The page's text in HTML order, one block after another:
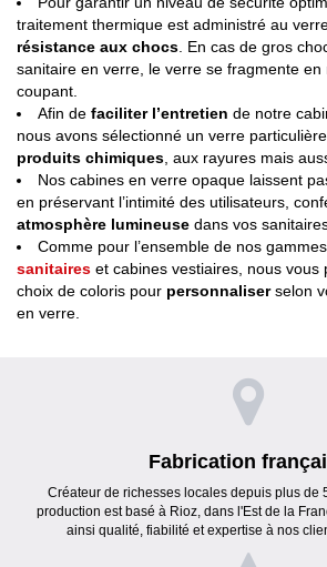
traitement thermique est administré au
résistance aux chocs. En cas de gros
sanitaire en verre, le verre se fragmente en
coupant.
Afin de faciliter l’entretien de notre
nous avons sélectionné un verre
produits chimiques, aux rayures mais
Nos cabines en verre opaque laissent
en préservant l’intimité des utilisateurs,
atmosphère lumineuse dans vos
Comme pour l’ensemble de nos
sanitaires et cabines vestiaires, nous vous
choix de coloris pour personnaliserselon
en verre.
Fabrication
Créateur de richesses locales depuis plus de
production est basé à Rioz, dans l'Est de la
ainsi qualité, fiabilité et expertise à nos